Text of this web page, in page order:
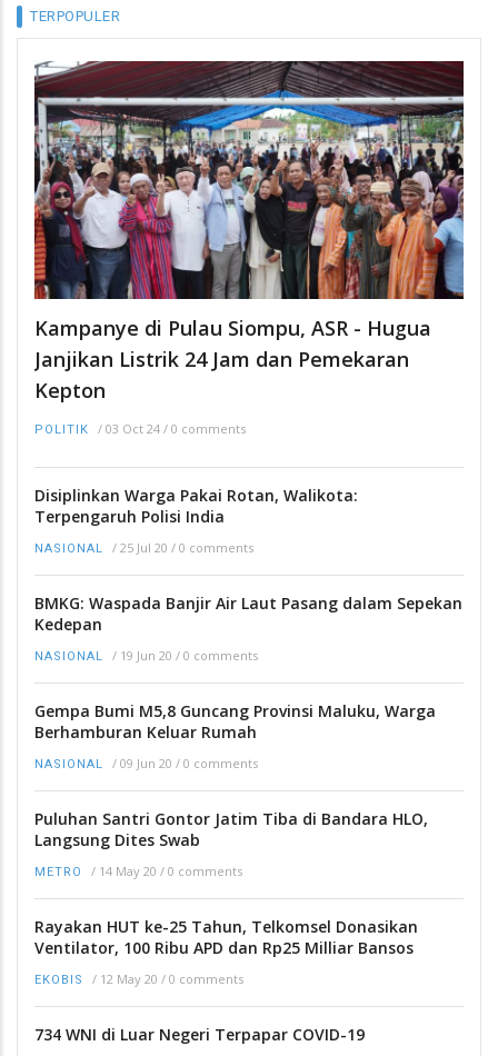
TERPOPULER
Kampanye di Pulau Siompu, ASR - Hugua
Janjikan Listrik 24 Jam dan Pemekaran
Kepton
POLITIK / 03 Oct 24 / 0 comments
Disiplinkan Warga Pakai Rotan, Walikota:
Terpengaruh Polisi India
NASIONAL / 25 Jul 20 / 0 comments
BMKG: Waspada Banjir Air Laut Pasang dalam Sepekan
Kedepan
NASIONAL / 19 Jun 20 / 0 comments
Gempa Bumi M5,8 Guncang Provinsi Maluku, Warga
Berhamburan Keluar Rumah
NASIONAL / 09 Jun 20 / 0 comments
Puluhan Santri Gontor Jatim Tiba di Bandara HLO,
Langsung Dites Swab
METRO / 14 May 20 / 0 comments
Rayakan HUT ke-25 Tahun, Telkomsel Donasikan
Ventilator, 100 Ribu APD dan Rp25 Milliar Bansos
EKOBIS / 12 May 20 / 0 comments
734 WNI di Luar Negeri Terpapar COVID-19